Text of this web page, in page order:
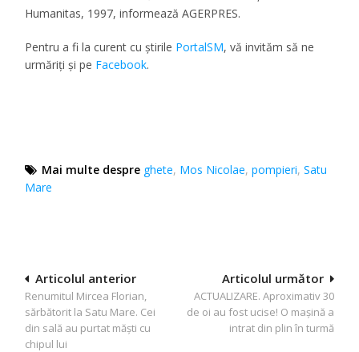
Humanitas, 1997, informează AGERPRES.
Pentru a fi la curent cu știrile PortalSM, vă invităm să ne
urmăriți și pe Facebook.
Mai multe despre ghete, Mos Nicolae,pompieri,Satu
Mare
Navigare
în
articole
Articolul următor
ACTUALIZARE. Aproximativ 30
de oi au fost ucise! O mașină a
intrat din plin în turmă
Articolul anterior
Renumitul Mircea Florian,
sărbătorit la Satu Mare. Cei
din sală au purtat măști cu
chipul lui